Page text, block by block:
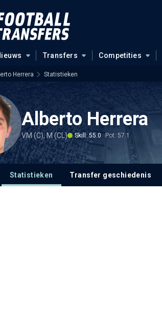
Transfers Competities
Herrera Statistieken
Alberto Herrera
VM (C), M (CL) Skill: 55.0 Pot: 57.1
Statistieken Transfer geschiedenis